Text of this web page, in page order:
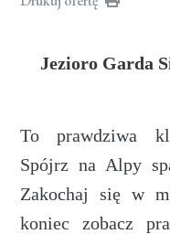
Jezioro Garda
To prawdziwa
Spójrz na Alpy
Zakochaj się w
koniec zobacz